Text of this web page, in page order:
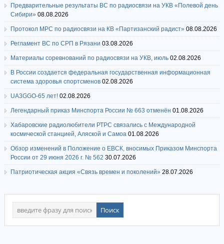
Предварительные результаты ВС по радиосвязи на УКВ «Полевой день
Сибири» 08.08.2026
Протокол МРС по радиосвязи на КВ «Партизанский радист» 08.08.2026
Регламент ВС по СРП в Рязани 03.08.2026
Материалы соревнований по радиосвязи на УКВ, июль 02.08.2026
В России создается федеральная государственная информационная
система здоровья спортсменов 02.08.2026
UA3GGO-65 лет! 02.08.2026
Легендарный приказ Минспорта России № 663 отменён 01.08.2026
Хабаровские радиолюбители РТРС связались с Международной
космической станцией, Аляской и Самоа 01.08.2026
Обзор изменений в Положение о ЕВСК, вносимых Приказом Минспорта
России от 29 июня 2026 г. № 562 30.07.2026
Патриотическая акция «Связь времен и поколений» 28.07.2026